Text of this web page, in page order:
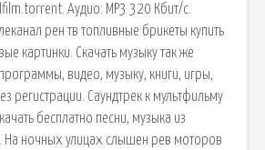
Аудио: MP3 320 Кбит/c.
рен тв топливные брикеты купить
картинки. Скачать музыку так же
видео, музыку, книги, игры,
регистрации. Саундтрек к мультфильму
бесплатно песни, музыка из
На ночных улицах слышен рев моторов